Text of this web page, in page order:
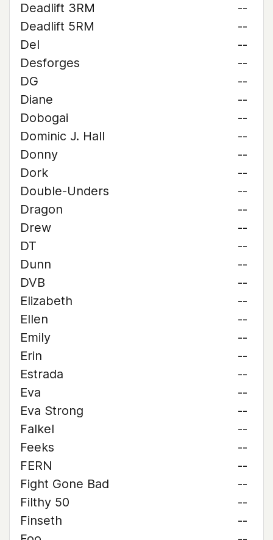
Deadlift 3RM
--
Deadlift 5RM
--
Del
--
Desforges
--
DG
--
Diane
--
Dobogai
--
Dominic J. Hall
--
Donny
--
Dork
--
Double-Unders
--
Dragon
--
Drew
--
DT
--
Dunn
--
DVB
--
Elizabeth
--
Ellen
--
Emily
--
Erin
--
Estrada
--
Eva
--
Eva Strong
--
Falkel
--
Feeks
--
FERN
--
Fight Gone Bad
--
Filthy 50
--
Finseth
--